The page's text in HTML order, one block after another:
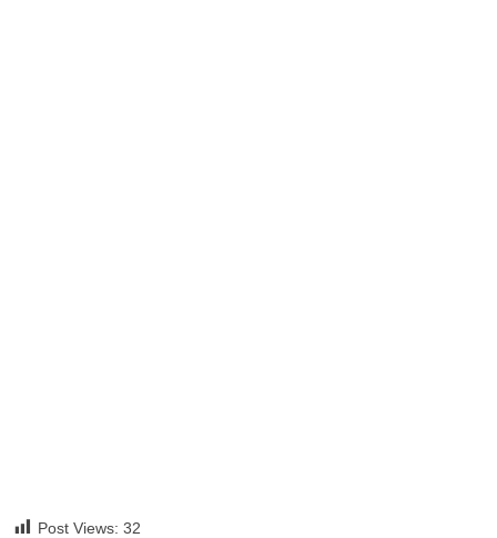
Post Views: 32